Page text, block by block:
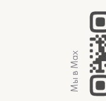
Мы в Max